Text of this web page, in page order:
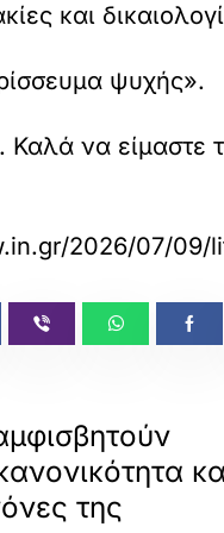
και
ψυχής».
να είμαστε
2026/07/
της